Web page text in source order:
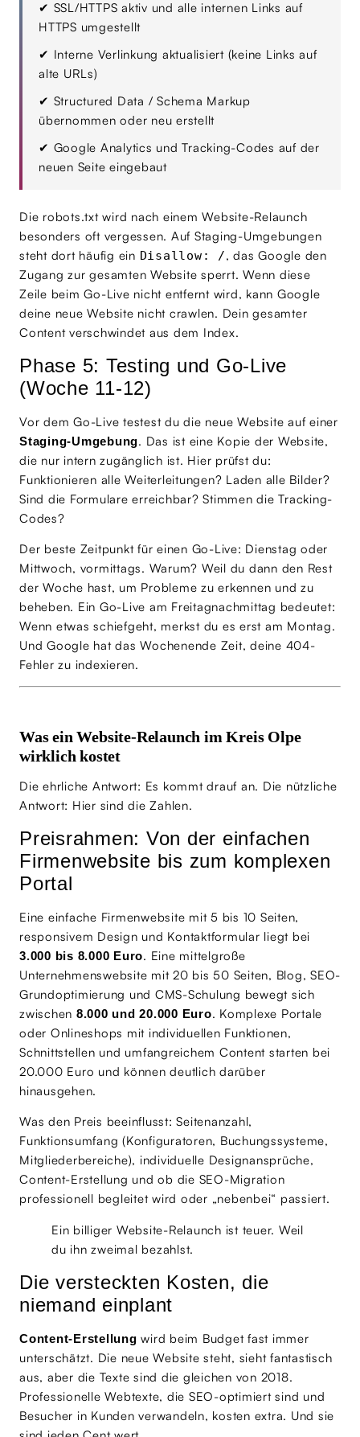
✔ SSL/HTTPS aktiv und alle internen Links auf
HTTPS umgestellt
✔ Interne Verlinkung aktualisiert (keine Links auf
alte URLs)
✔ Structured Data / Schema Markup
übernommen oder neu erstellt
✔ Google Analytics und Tracking-Codes auf der
neuen Seite eingebaut
Die robots.txt wird nach einem Website-Relaunch
besonders oft vergessen. Auf Staging-Umgebungen
steht dort häufig ein Disallow: /, das Google den
Zugang zur gesamten Website sperrt. Wenn diese
Zeile beim Go-Live nicht entfernt wird, kann Google
deine neue Website nicht crawlen. Dein gesamter
Content verschwindet aus dem Index.
Phase 5: Testing und Go-Live
(Woche 11-12)
Vor dem Go-Live testest du die neue Website auf einer
Staging-Umgebung. Das ist eine Kopie der Website,
die nur intern zugänglich ist. Hier prüfst du:
Funktionieren alle Weiterleitungen? Laden alle Bilder?
Sind die Formulare erreichbar? Stimmen die Tracking-
Codes?
Der beste Zeitpunkt für einen Go-Live: Dienstag oder
Mittwoch, vormittags. Warum? Weil du dann den Rest
der Woche hast, um Probleme zu erkennen und zu
beheben. Ein Go-Live am Freitagnachmittag bedeutet:
Wenn etwas schiefgeht, merkst du es erst am Montag.
Und Google hat das Wochenende Zeit, deine 404-
Fehler zu indexieren.
Was ein Website-Relaunch im Kreis Olpe
wirklich kostet
Die ehrliche Antwort: Es kommt drauf an. Die nützliche
Antwort: Hier sind die Zahlen.
Preisrahmen: Von der einfachen
Firmenwebsite bis zum komplexen
Portal
Eine einfache Firmenwebsite mit 5 bis 10 Seiten,
responsivem Design und Kontaktformular liegt bei
3.000 bis 8.000 Euro. Eine mittelgroße
Unternehmenswebsite mit 20 bis 50 Seiten, Blog, SEO-
Grundoptimierung und CMS-Schulung bewegt sich
zwischen 8.000 und 20.000 Euro. Komplexe Portale
oder Onlineshops mit individuellen Funktionen,
Schnittstellen und umfangreichem Content starten bei
20.000 Euro und können deutlich darüber
hinausgehen.
Was den Preis beeinflusst: Seitenanzahl,
Funktionsumfang (Konfiguratoren, Buchungssysteme,
Mitgliederbereiche), individuelle Designansprüche,
Content-Erstellung und ob die SEO-Migration
professionell begleitet wird oder „nebenbei“ passiert.
Ein billiger Website-Relaunch ist teuer. Weil
du ihn zweimal bezahlst.
Die versteckten Kosten, die
niemand einplant
Content-Erstellung wird beim Budget fast immer
unterschätzt. Die neue Website steht, sieht fantastisch
aus, aber die Texte sind die gleichen von 2018.
Professionelle Webtexte, die SEO-optimiert sind und
Besucher in Kunden verwandeln, kosten extra. Und sie